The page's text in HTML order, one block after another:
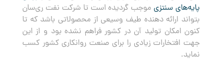
پایه‌های سنتزیموجب گردیده است تا شرکت نفت ری‌سان
بتواند ارائه دهنده طیف وسیعی از محصولاتی باشد که تا
کنون امکان تولید آن در کشور فراهم نشده بود و از این
جهت افتخارات زیادی را برای صنعت روانکاری کشور کسب
نماید.